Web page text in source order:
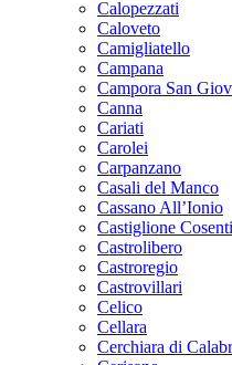
Calopezzati
Caloveto
Camigliatello
Campana
Campora San
Canna
Cariati
Carolei
Carpanzano
Casali del Manco
Cassano All’Ionio
Castiglione
Castrolibero
Castroregio
Castrovillari
Celico
Cellara
Cerchiara di